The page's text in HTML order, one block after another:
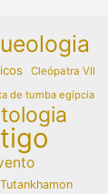
Cleópatra VII
de tumba egípcia